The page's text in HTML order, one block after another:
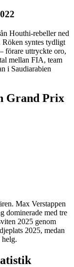
Houthi-rebeller ned
syntes tydligt
förare uttryckte oro,
mellan FIA, team
i Saudiarabien
Grand Prix
Max Verstappen
dominerade med tre
2025 genom
2025, medan
helg.